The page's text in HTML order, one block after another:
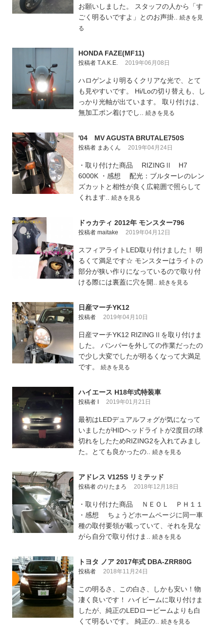
お願いしました。 スタッフの人から「す
ごく明るいですよ」とのお声掛.. 続きを見
る
HONDA FAZE(MF11)
投稿者 T.A.K.E. 2019年06月08日
ハロゲンより明るくクリアな光で、とて
も見やすいです。 Hi/Loの切り替えも、し
っかり光軸が出ています。 取り付けは、
無加工ポン着けでし.. 続きを見る
'04 MV AGUSTA BRUTALE750S
投稿者 まあくん 2019年04月24日
・取り付けた商品 RIZINGⅡ H7
6000K ・感想 配光：ブルターレのレン
ズカットと相性が良く広範囲で照らして
くれます.. 続きを見る
ドゥカティ 2012年 モンスター796
投稿者 maitake 2019年04月12日
スフィアライトLED取り付けました！ 明
るくて満足です☆ モンスターはライトの
部分が狭い作りになっているので取り付
ける際には裏蓋に穴を開.. 続きを見る
日産マーチYK12
投稿者 2019年04月10日
日産マーチYK12 RIZINGⅡを取り付けま
した。 バンパーを外しての作業だったの
で少し大変でしたが明るくなって大満足
です。 続きを見る
ハイエース H18年式特装車
投稿者 I 2019年01月21日
最初はLEDデュアルフォグが気になって
いましたがHIDヘッドライトが2度目の球
切れをしたためRIZING2を入れてみまし
た。とても良かったの.. 続きを見る
アドレス V125S リミテッド
投稿者 のりたまろ 2018年12月18日
・取り付けた商品 ＮＥＯＬ ＰＨ１１
・感想 ちょうどホームページに同一車
種の取付要領が載っていて、それを見な
がら自分で取り付けま.. 続きを見る
トヨタ ノア 2017年式 DBA-ZRR80G
投稿者 2018年11月24日
この明るさ、この白さ、しかも安い！物
凄く良いです！ ハイビームに取り付けま
したが、純正のLEDロービームよりも白
くて明るいです。 純正の.. 続きを見る